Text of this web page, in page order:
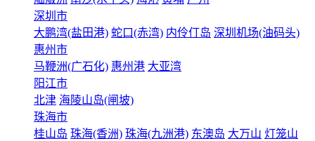
深圳市
大鹏湾(盐田港) 蛇口(赤湾) 内伶仃岛 深圳机场(油码头)
惠州市
马鞭洲(广石化) 惠州港 大亚湾
阳江市
北津 海陵山岛(闸坡)
珠海市
桂山岛 珠海(香洲) 珠海(九洲港) 东澳岛 大万山 灯笼山